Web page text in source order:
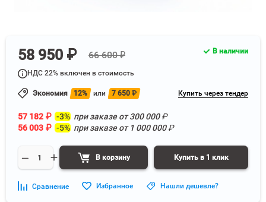
58 950 ₽ 66 600 ₽
НДС 22% включен в стоимость
Экономия 12% или 7 650 ₽ Купить через тендер
57 182 ₽ -3% при заказе от300 000₽
56 003 ₽ -5% при заказе от 1 000 000₽
В корзину Купить в 1 клик
В наличии
Сравнение Избранное Нашли дешевле?